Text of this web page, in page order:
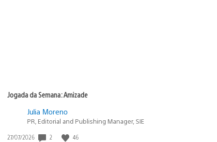
Jogada da Semana: Amizade
Julia Moreno
PR, Editorial and Publishing Manager, SIE
Data
27/07/2026 2 46